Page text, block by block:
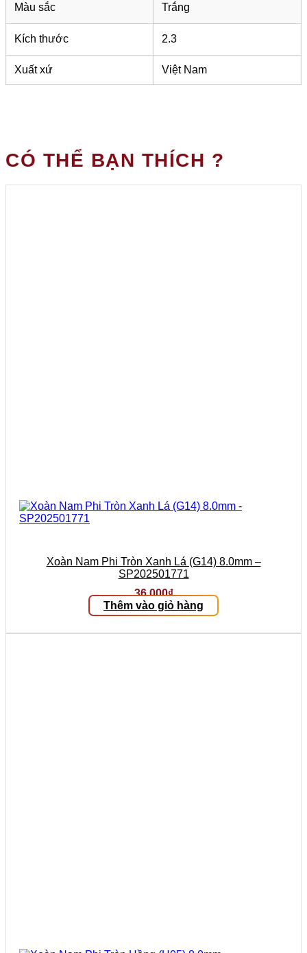
Màu sắc Trắng
Kích thước 2.3
Xuất xứ Việt Nam
CÓ THỂ BẠN THÍCH ?
Xoàn Nam Phi Tròn Xanh Lá (G14) 8.0mm –
SP202501771
36.000₫
Thêm vào giỏ hàng